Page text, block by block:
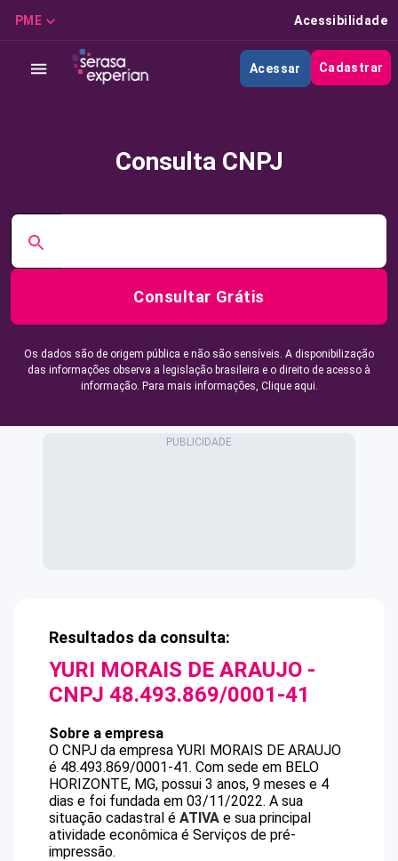
PME Acessibilidade
Acessar Cadastrar
Consulta CNPJ
Consultar Grátis
Os dados são de origem pública e não são sensíveis. A disponibilização
das informações observa a legislação brasileira e o direito de acesso à
informação. Para mais informações, Clique aqui.
Resultados da consulta:
YURI MORAIS DE ARAUJO -
CNPJ 48.493.869/0001-41
Sobre a empresa
O CNPJ da empresa YURI MORAIS DE ARAUJO
é 48.493.869/0001-41. Com sede em BELO
HORIZONTE, MG, possui 3 anos, 9 meses e 4
dias e foi fundada em 03/11/2022. A sua
situação cadastral é ATIVA e sua principal
atividade econômica é Serviços de pré-
impressão.